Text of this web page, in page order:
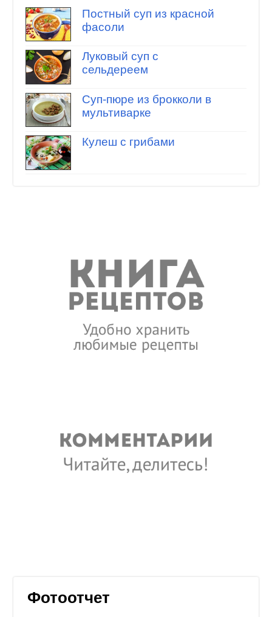
Постный суп из красной
фасоли
Луковый суп с
сельдереем
Суп-пюре из брокколи в
мультиварке
Кулеш с грибами
Фотоотчет